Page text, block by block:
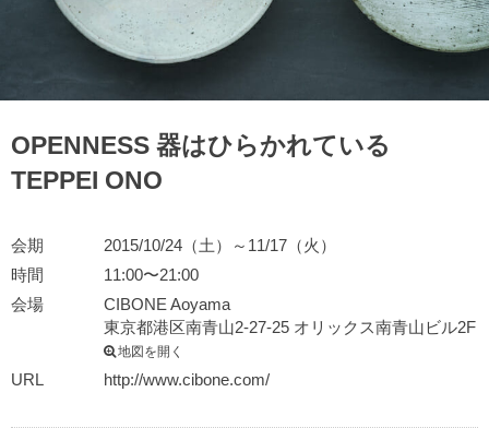
OPENNESS 器はひらかれている
TEPPEI ONO
会期
2015/10/24（土）～11/17（火）
時間
11:00〜21:00
会場
CIBONE Aoyama
東京都港区南青山2-27-25 オリックス南青山ビル2F
地図を開く
URL http://www.cibone.com/